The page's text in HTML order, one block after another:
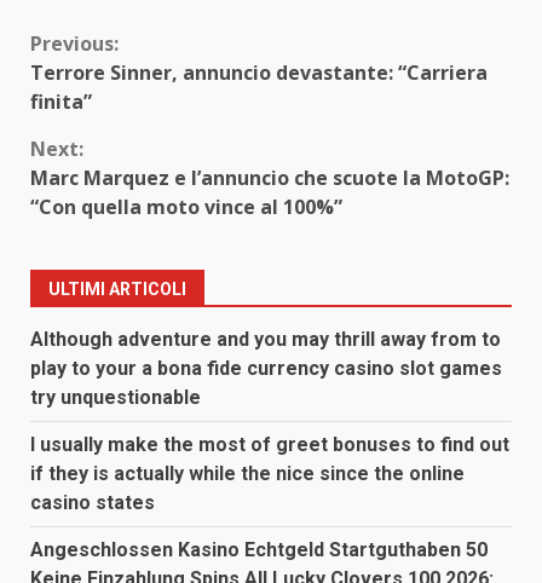
Continue
Reading
Previous:
Terrore Sinner, annuncio devastante: “Carriera
finita”
Next:
Marc Marquez e l’annuncio che scuote la MotoGP:
“Con quella moto vince al 100%”
ULTIMI ARTICOLI
Although adventure and you may thrill away from to
play to your a bona fide currency casino slot games
try unquestionable
I usually make the most of greet bonuses to find out
if they is actually while the nice since the online
casino states
Angeschlossen Kasino Echtgeld Startguthaben 50